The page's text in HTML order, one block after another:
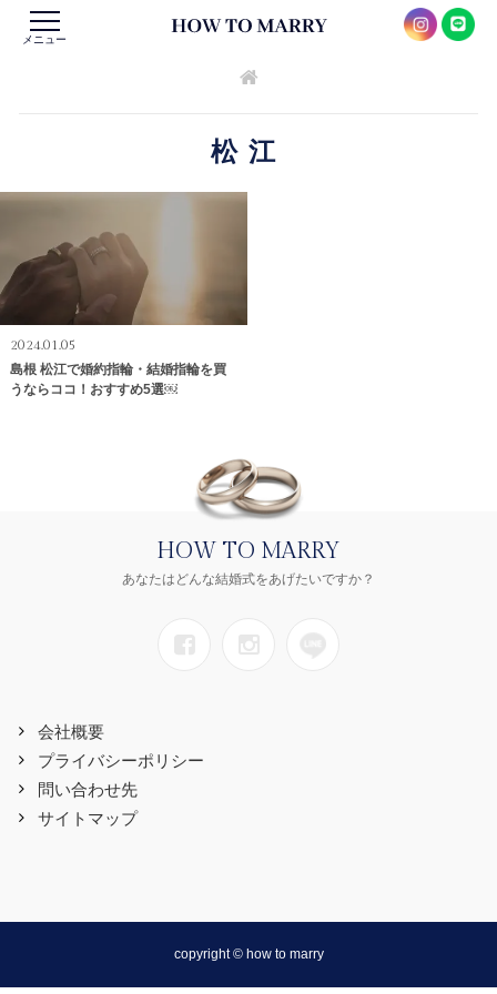
メニュー
松江
2024.01.05
島根 松江で婚約指輪・結婚指輪を買
うならココ！おすすめ5選￼
HOW TO MARRY
あなたはどんな結婚式をあげたいですか？
会社概要
プライバシーポリシー
問い合わせ先
サイトマップ
copyright © how to marry